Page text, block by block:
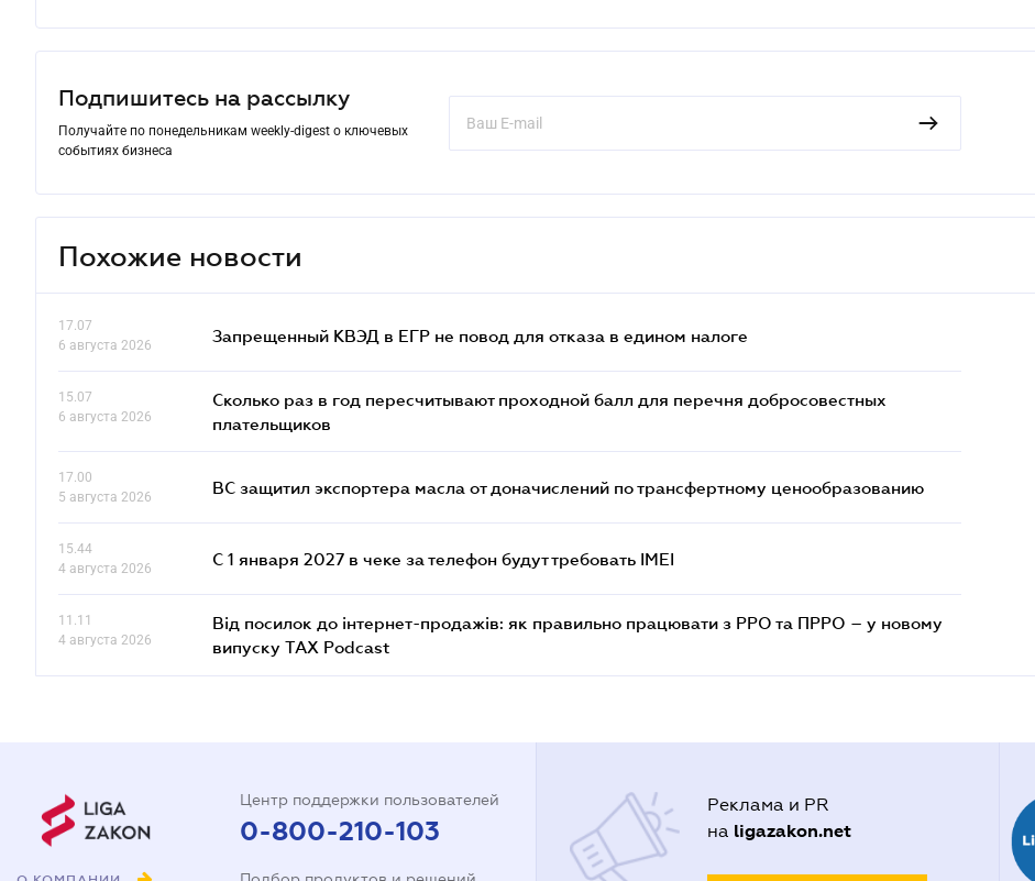
Подпишитесь на рассылку
Получайте по понедельникам weekly-digest о ключевых
событиях бизнеса
Похожие новости
17.07
6 августа 2026
Запрещенный КВЭД в ЕГР не повод для отказа в едином налоге
15.07
6 августа 2026
Сколько раз в год пересчитывают проходной балл для перечня добросовестных
плательщиков
17.00
5 августа 2026
ВС защитил экспортера масла от доначислений по трансфертному ценообразованию
15.44
4 августа 2026
С 1 января 2027 в чеке за телефон будут требовать IMEI
11.11
4 августа 2026
Від посилок до інтернет-продажів: як правильно працювати з РРО та ПРРО – у новому
випуску TAX Podcast
Центр поддержки пользователей
0-800-210-103
Реклама и PR
на ligazakon.net